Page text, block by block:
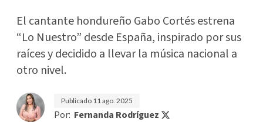
El cantante hondureño Gabo Cortés estrena
“Lo Nuestro” desde España, inspirado por sus
raíces y decidido a llevar la música nacional a
otro nivel.
Publicado 11 ago. 2025
Por: Fernanda Rodríguez